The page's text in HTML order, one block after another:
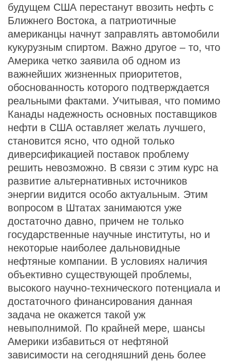
будущем США перестанут ввозить нефть с
Ближнего Востока, а патриотичные
американцы начнут заправлять автомобили
кукурузным спиртом. Важно другое – то, что
Америка четко заявила об одном из
важнейших жизненных приоритетов,
обоснованность которого подтверждается
реальными фактами. Учитывая, что помимо
Канады надежность основных поставщиков
нефти в США оставляет желать лучшего,
становится ясно, что одной только
диверсификацией поставок проблему
решить невозможно. В связи с этим курс на
развитие альтернативных источников
энергии видится особо актуальным. Этим
вопросом в Штатах занимаются уже
достаточно давно, причем не только
государственные научные институты, но и
некоторые наиболее дальновидные
нефтяные компании. В условиях наличия
объективно существующей проблемы,
высокого научно-технического потенциала и
достаточного финансирования данная
задача не окажется такой уж
невыполнимой. По крайней мере, шансы
Америки избавиться от нефтяной
зависимости на сегодняшний день более